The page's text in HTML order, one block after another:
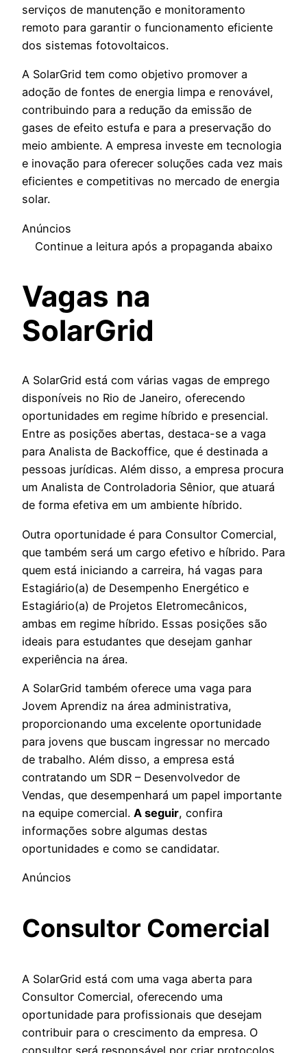
serviços de manutenção e monitoramento
remoto para garantir o funcionamento eficiente
dos sistemas fotovoltaicos.
A SolarGrid tem como objetivo promover a
adoção de fontes de energia limpa e renovável,
contribuindo para a redução da emissão de
gases de efeito estufa e para a preservação do
meio ambiente. A empresa investe em tecnologia
e inovação para oferecer soluções cada vez mais
eficientes e competitivas no mercado de energia
solar.
Anúncios
Continue a leitura após a propaganda abaixo
Vagas na
SolarGrid
A SolarGrid está com várias vagas de emprego
disponíveis no Rio de Janeiro, oferecendo
oportunidades em regime híbrido e presencial.
Entre as posições abertas, destaca-se a vaga
para Analista de Backoffice, que é destinada a
pessoas jurídicas. Além disso, a empresa procura
um Analista de Controladoria Sênior, que atuará
de forma efetiva em um ambiente híbrido.
Outra oportunidade é para Consultor Comercial,
que também será um cargo efetivo e híbrido. Para
quem está iniciando a carreira, há vagas para
Estagiário(a) de Desempenho Energético e
Estagiário(a) de Projetos Eletromecânicos,
ambas em regime híbrido. Essas posições são
ideais para estudantes que desejam ganhar
experiência na área.
A SolarGrid também oferece uma vaga para
Jovem Aprendiz na área administrativa,
proporcionando uma excelente oportunidade
para jovens que buscam ingressar no mercado
de trabalho. Além disso, a empresa está
contratando um SDR – Desenvolvedor de
Vendas, que desempenhará um papel importante
na equipe comercial. A seguir, confira
informações sobre algumas destas
oportunidades e como se candidatar.
Anúncios
Consultor Comercial
A SolarGrid está com uma vaga aberta para
Consultor Comercial, oferecendo uma
oportunidade para profissionais que desejam
contribuir para o crescimento da empresa. O